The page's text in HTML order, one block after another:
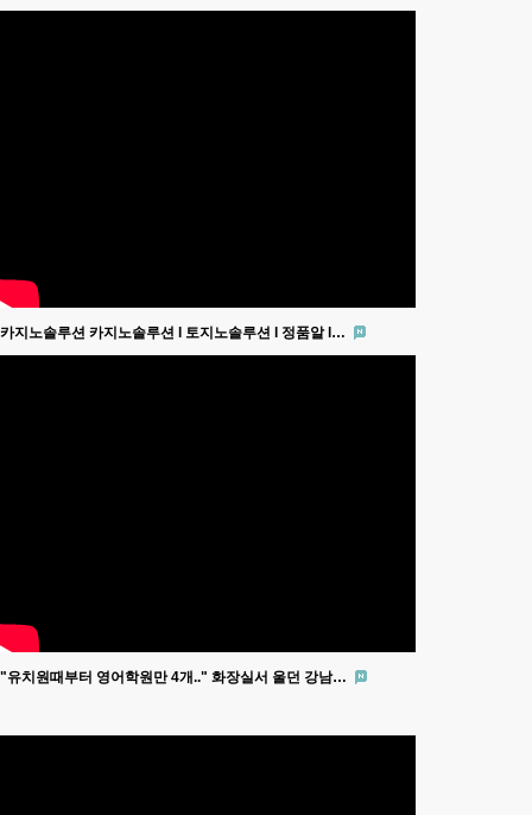
카지노솔루션 카지노솔루션 l 토지노솔루션 l 정품알 l…
"유치원때부터 영어학원만 4개.." 화장실서 울던 강남…